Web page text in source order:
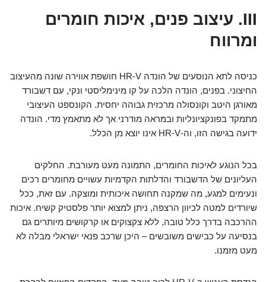
III. עיצוב פנים, איכות חומרים
ומרווח
כניסה לתא הנוסעים של הונדה HR-V חושפת אווירה שונה מהעיצוב
החיצוני. בפנים, הונדה הלכה על קו מינימליסטי ונקי, עם דשבורד
מאורגן היטב וקונסולה מרכזית גבוהה יחסית. הקונספט העיצובי
מתמקד בפונקציונליות ובמראה מודרני אך לא מתאמץ מדי. הונדה
ידועה בגישה הזו, וה-HR-V אינו יוצא מן הכלל.
בכל הנוגע לאיכות החומרים, התמונה מעט מעורבת. החלקים
העליונים של הדשבורד והדלתות הקדמיות עשויים מחומרים רכים
ונעימים למגע, מה שמקנה תחושה איכותית ומוצקה. עם זאת, ככל
שיורדים למטה לכיוון הרצפה, ניתן למצוא יותר פלסטיק קשיח. איכות
ההרכבה בדרך כלל טובה, ללא צקצוקים או קרקושים מיותרים גם
בנסיעה על כבישים משובשים – היכן שרכב פנאי ישראלי מבלה לא
מעט מזמנו.